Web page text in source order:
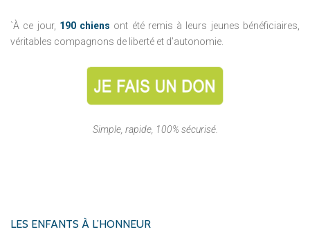
`À ce jour, 190 chiens ont été remis à leurs jeunes bénéficiaires,
véritables compagnons de liberté et d’autonomie.
Simple, rapide, 100% sécurisé.
LES ENFANTS À L’HONNEUR